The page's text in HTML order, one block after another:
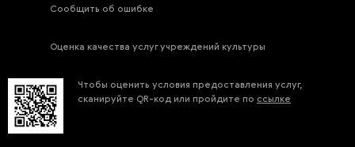
Сообщить об ошибке
Оценка качества услуг учреждений культуры
Чтобы оценить условия предоставления услуг,
сканируйте QR-код или пройдите по ссылке